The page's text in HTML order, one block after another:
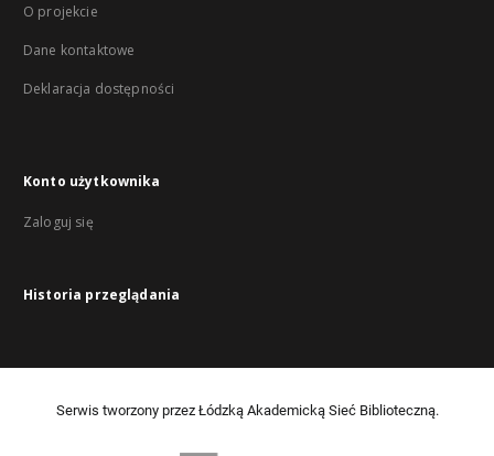
O projekcie
Dane kontaktowe
Deklaracja dostępności
Konto użytkownika
Zaloguj się
Historia przeglądania
Serwis tworzony przez Łódzką Akademicką Sieć Biblioteczną.